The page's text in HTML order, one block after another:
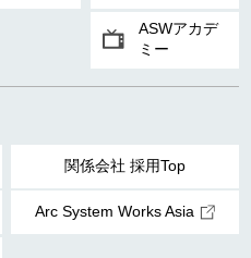
ASWアカデ
ミー
関係会社 採用Top
Arc System Works Asia